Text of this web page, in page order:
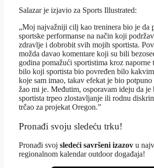
Salazar je izjavio za Sports Illustrated:
„Moj najvažniji cilj kao treninera bio je da
sportske performanse na način koji
zdravlje i dobrobit svih mojih sportista.
možda davao komentare koji su bili
godina pomažući sportistima kroz naporne
bilo koji sportista bio povređen bilo
koje sam imao, takav efekat je bio potpuno
žao mi je. Međutim, osporavam ideju da
sportista trpeo zlostavljanje ili rodnu
trčao za projekat Oregon.”
Pronađi svoju sledeću trku!
Pronađi svoj sledeći savršeni izazov u
regionalnom kalendar outdoor događaja!